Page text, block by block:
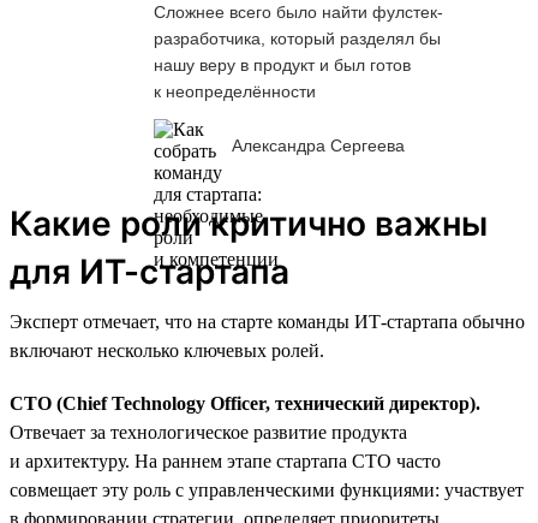
Сложнее всего было найти фулстек-
разработчика, который разделял бы
нашу веру в продукт и был готов
к неопределённости
Александра Сергеева
Какие роли критично важны
для ИТ-стартапа
Эксперт отмечает, что на старте команды ИТ-стартапа обычно
включают несколько ключевых ролей.
CTO (Chief Technology Officer, технический директор).
Отвечает за технологическое развитие продукта
и архитектуру. На раннем этапе стартапа CTO часто
совмещает эту роль с управленческими функциями: участвует
в формировании стратегии, определяет приоритеты